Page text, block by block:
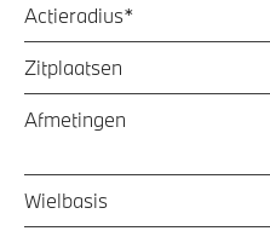
Actieradius*
Zitplaatsen
Afmetingen
Wielbasis